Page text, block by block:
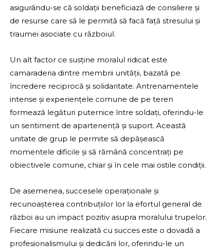
asigurându-se că soldații beneficiază de consiliere și
de resurse care să le permită să facă față stresului și
traumei asociate cu războiul.
Un alt factor ce susține moralul ridicat este
camaraderia dintre membrii unității, bazată pe
încredere reciprocă și solidaritate. Antrenamentele
intense și experiențele comune de pe teren
formează legături puternice între soldați, oferindu-le
un sentiment de apartenență și suport. Această
unitate de grup le permite să depășească
momentele dificile și să rămână concentrați pe
obiectivele comune, chiar și în cele mai ostile condiții.
De asemenea, succesele operaționale și
recunoașterea contribuțiilor lor la efortul general de
război au un impact pozitiv asupra moralului trupelor.
Fiecare misiune realizată cu succes este o dovadă a
profesionalismului și dedicării lor, oferindu-le un